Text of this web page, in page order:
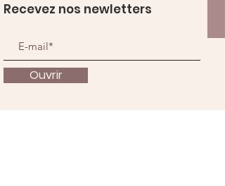
Recevez nos newletters
Ouvrir